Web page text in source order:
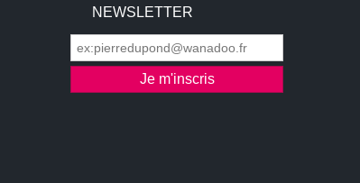
dont vos informations sont manipulées.
NEWSLETTER